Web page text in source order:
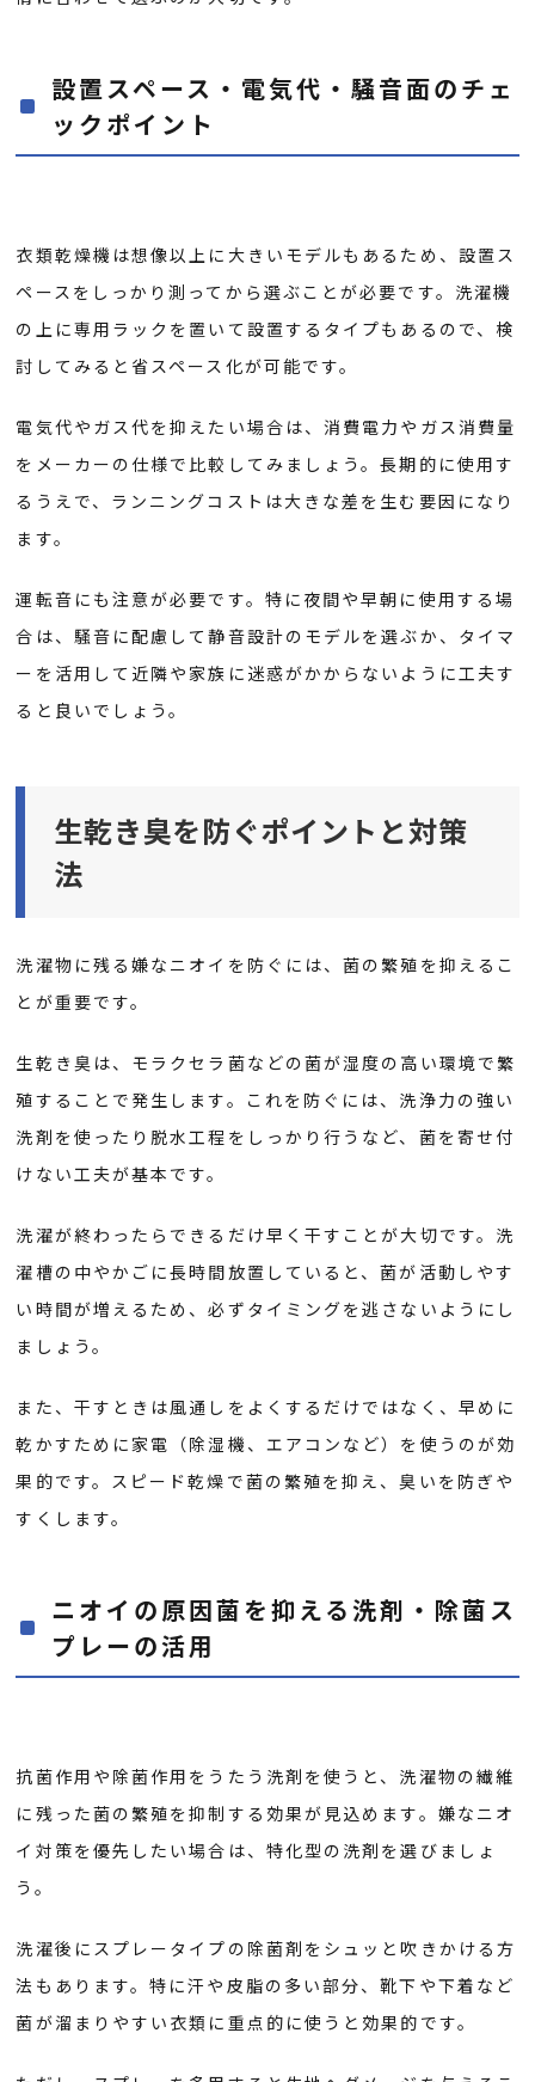
設置スペース・電気代・騒音面のチェ
ックポイント
衣類乾燥機は想像以上に大きいモデルもあるため、設置ス
ペースをしっかり測ってから選ぶことが必要です。洗濯機
の上に専用ラックを置いて設置するタイプもあるので、検
討してみると省スペース化が可能です。
電気代やガス代を抑えたい場合は、消費電力やガス消費量
をメーカーの仕様で比較してみましょう。長期的に使用す
るうえで、ランニングコストは大きな差を生む要因になり
ます。
運転音にも注意が必要です。特に夜間や早朝に使用する場
合は、騒音に配慮して静音設計のモデルを選ぶか、タイマ
ーを活用して近隣や家族に迷惑がかからないように工夫す
ると良いでしょう。
生乾き臭を防ぐポイントと対策
法
洗濯物に残る嫌なニオイを防ぐには、菌の繁殖を抑えるこ
とが重要です。
生乾き臭は、モラクセラ菌などの菌が湿度の高い環境で繁
殖することで発生します。これを防ぐには、洗浄力の強い
洗剤を使ったり脱水工程をしっかり行うなど、菌を寄せ付
けない工夫が基本です。
洗濯が終わったらできるだけ早く干すことが大切です。洗
濯槽の中やかごに長時間放置していると、菌が活動しやす
い時間が増えるため、必ずタイミングを逃さないようにし
ましょう。
また、干すときは風通しをよくするだけではなく、早めに
乾かすために家電（除湿機、エアコンなど）を使うのが効
果的です。スピード乾燥で菌の繁殖を抑え、臭いを防ぎや
すくします。
ニオイの原因菌を抑える洗剤・除菌ス
プレーの活用
抗菌作用や除菌作用をうたう洗剤を使うと、洗濯物の繊維
に残った菌の繁殖を抑制する効果が見込めます。嫌なニオ
イ対策を優先したい場合は、特化型の洗剤を選びましょ
う。
洗濯後にスプレータイプの除菌剤をシュッと吹きかける方
法もあります。特に汗や皮脂の多い部分、靴下や下着など
菌が溜まりやすい衣類に重点的に使うと効果的です。